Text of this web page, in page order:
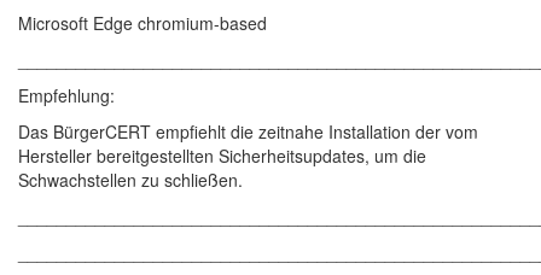
Microsoft Edge chromium-based
Empfehlung:
Das BürgerCERT empfiehlt die zeitnahe Installation der vom
Hersteller bereitgestellten Sicherheitsupdates, um die
Schwachstellen zu schließen.